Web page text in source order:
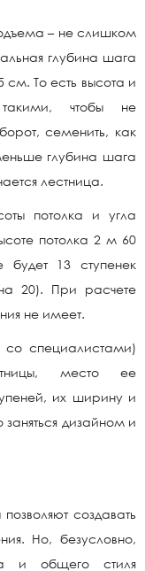
– не слишком
глубина шага
см. То есть высота и
чтобы не
семенить, как
глубина шага
лестница.
потолка и угла
потолка 2 м 60
13 ступенек
20). При расчете
не имеет.
со специалистами)
место ее
их ширину и
дизайном и
создавать
Но, безусловно,
и общего стиля